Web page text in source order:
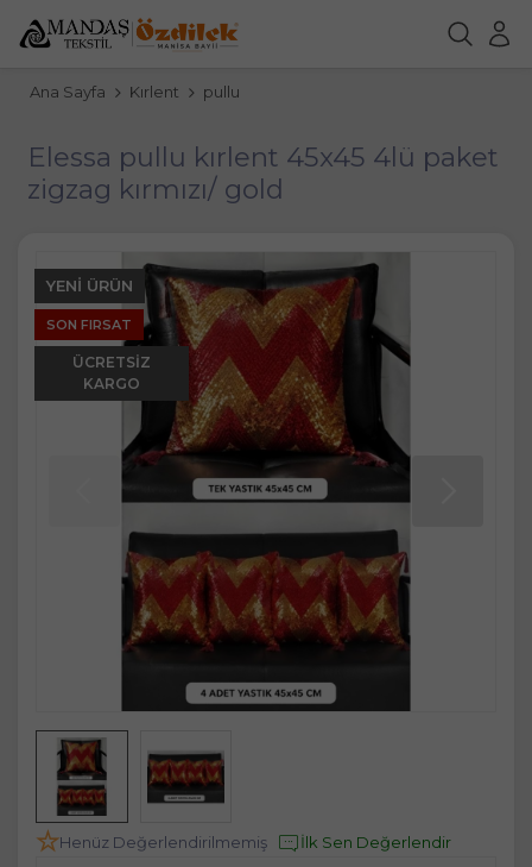
Ana Sayfa Kırlent pullu
Elessa pullu kırlent 45x45 4lü paket
zigzag kırmızı/ gold
YENI ÜRÜN
SON FIRSAT
ÜCRETSIZ
KARGO
Henüz Değerlendirilmemiş İlk Sen Değerlendir